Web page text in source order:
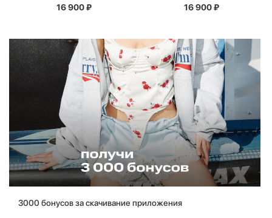
16 900₽ 16 900₽
3000 бонусов за скачивание приложения